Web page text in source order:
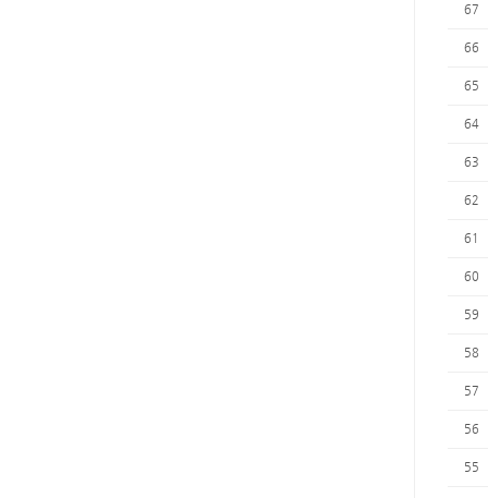
67
66
65
64
63
62
61
60
59
58
57
56
55